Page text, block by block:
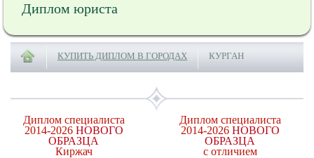
Диплом юриста
КУПИТЬ ДИПЛОМ В ГОРОДАХ КУРГАН
Диплом специалиста
2014-2026 НОВОГО
ОБРАЗЦА
Киржач
Диплом специалиста
2014-2026 НОВОГО
ОБРАЗЦА
с отличием